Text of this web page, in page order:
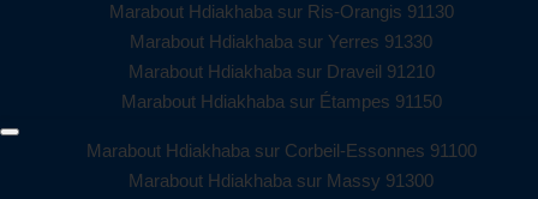
Marabout Hdiakhaba sur Ris-Orangis 91130
Marabout Hdiakhaba sur Yerres 91330
Marabout Hdiakhaba sur Draveil 91210
Marabout Hdiakhaba sur Étampes 91150
Marabout Hdiakhaba sur Corbeil-Essonnes 91100
Marabout Hdiakhaba sur Massy 91300